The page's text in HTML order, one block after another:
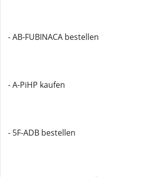
- AB-FUBINACA bestellen
- A-PiHP kaufen
- 5F-ADB bestellen